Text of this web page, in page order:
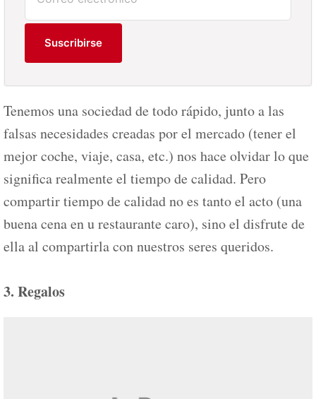
Suscribirse
Tenemos una sociedad de todo rápido, junto a las
falsas necesidades creadas por el mercado (tener el
mejor coche, viaje, casa, etc.) nos hace olvidar lo que
significa realmente el tiempo de calidad. Pero
compartir tiempo de calidad no es tanto el acto (una
buena cena en u restaurante caro), sino el disfrute de
ella al compartirla con nuestros seres queridos.
3. Regalos